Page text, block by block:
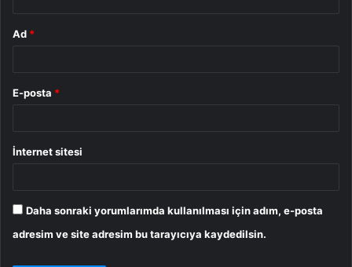
Ad *
E-posta *
İnternet sitesi
Daha sonraki yorumlarımda kullanılması için adım, e-posta
adresim ve site adresim bu tarayıcıya kaydedilsin.